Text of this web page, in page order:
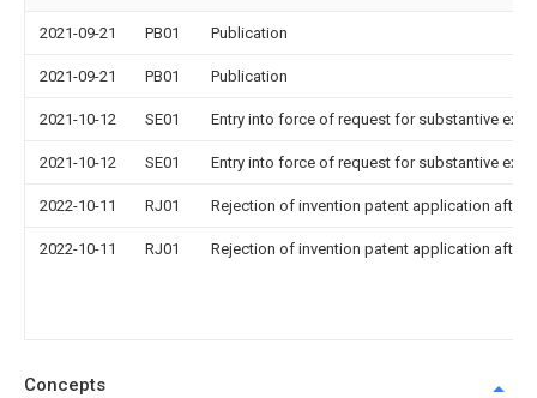
2021-09-21 PB01 Publication
2021-09-21 PB01 Publication
2021-10-12 SE01 Entry into force of request for substantive
2021-10-12 SE01 Entry into force of request for substantive
2022-10-11 RJ01 Rejection of invention patent application after
2022-10-11 RJ01 Rejection of invention patent application after
Concepts